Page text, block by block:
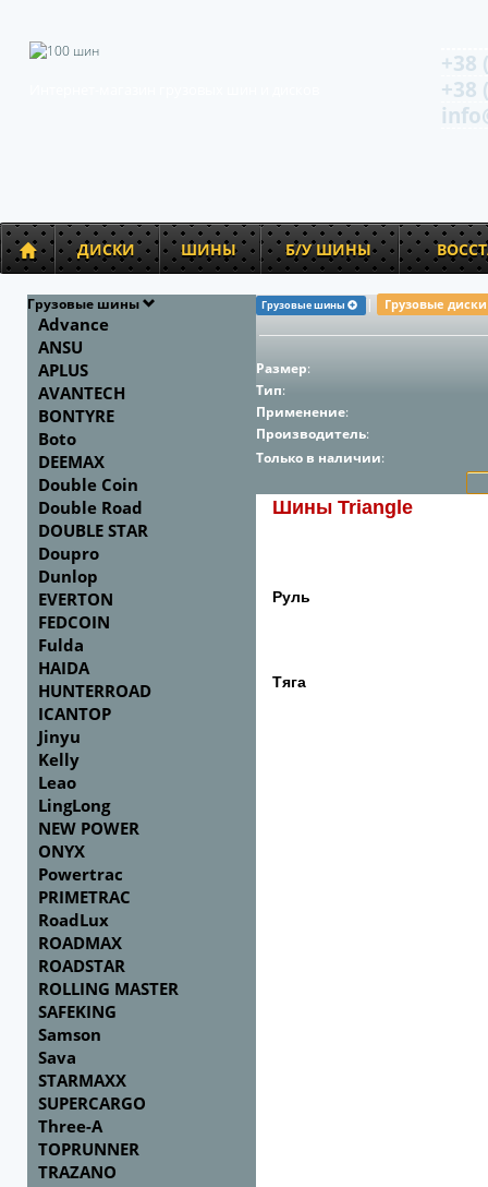
+38
+38
ДИСКИ ШИНЫ Б/У ШИНЫ
Грузовые шины
Advance
ANSU
APLUS
AVANTECH
BONTYRE
Boto
DEEMAX
Double Coin
Double Road
DOUBLE STAR
Doupro
Dunlop
EVERTON
FEDCOIN
Fulda
HAIDA
HUNTERROAD
ICANTOP
Jinyu
Kelly
Leao
LingLong
NEW POWER
ONYX
Powertrac
PRIMETRAC
RoadLux
ROADMAX
ROADSTAR
ROLLING MASTER
SAFEKING
Samson
Sava
STARMAXX
SUPERCARGO
Three-A
TOPRUNNER
TRAZANO
Грузовые шины | Грузовые
Размер:
Тип:
Применение:
Производитель:
Только в наличии:
Шины Triangle
Руль
Тяга